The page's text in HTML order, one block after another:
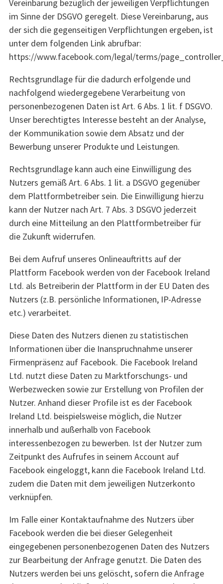
Vereinbarung bezüglich der jeweiligen Verpflichtungen
im Sinne der DSGVO geregelt. Diese Vereinbarung, aus
der sich die gegenseitigen Verpflichtungen ergeben, ist
unter dem folgenden Link abrufbar:
https://www.facebook.com/legal/terms/
Rechtsgrundlage für die dadurch erfolgende und
nachfolgend wiedergegebene Verarbeitung von
personenbezogenen Daten ist Art. 6 Abs. 1 lit. f DSGVO.
Unser berechtigtes Interesse besteht an der Analyse,
der Kommunikation sowie dem Absatz und der
Bewerbung unserer Produkte und Leistungen.
Rechtsgrundlage kann auch eine Einwilligung des
Nutzers gemäß Art. 6 Abs. 1 lit. a DSGVO gegenüber
dem Plattformbetreiber sein. Die Einwilligung hierzu
kann der Nutzer nach Art. 7 Abs. 3 DSGVO jederzeit
durch eine Mitteilung an den Plattformbetreiber für
die Zukunft widerrufen.
Bei dem Aufruf unseres Onlineauftritts auf der
Plattform Facebook werden von der Facebook Ireland
Ltd. als Betreiberin der Plattform in der EU Daten des
Nutzers (z.B. persönliche Informationen, IP-Adresse
etc.) verarbeitet.
Diese Daten des Nutzers dienen zu statistischen
Informationen über die Inanspruchnahme unserer
Firmenpräsenz auf Facebook. Die Facebook Ireland
Ltd. nutzt diese Daten zu Marktforschungs- und
Werbezwecken sowie zur Erstellung von Profilen der
Nutzer. Anhand dieser Profile ist es der Facebook
Ireland Ltd. beispielsweise möglich, die Nutzer
innerhalb und außerhalb von Facebook
interessenbezogen zu bewerben. Ist der Nutzer zum
Zeitpunkt des Aufrufes in seinem Account auf
Facebook eingeloggt, kann die Facebook Ireland Ltd.
zudem die Daten mit dem jeweiligen Nutzerkonto
verknüpfen.
Im Falle einer Kontaktaufnahme des Nutzers über
Facebook werden die bei dieser Gelegenheit
eingegebenen personenbezogenen Daten des Nutzers
zur Bearbeitung der Anfrage genutzt. Die Daten des
Nutzers werden bei uns gelöscht, sofern die Anfrage